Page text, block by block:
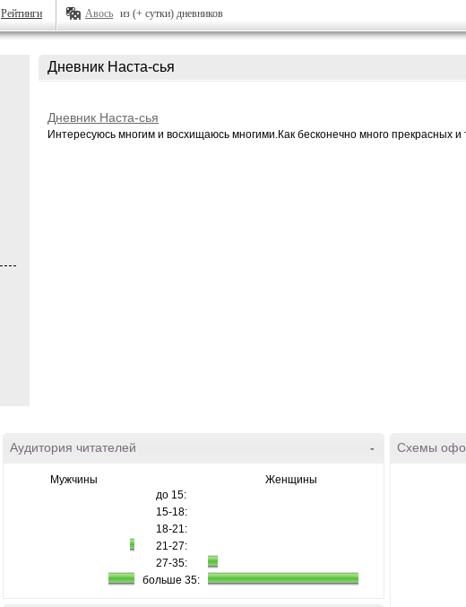
Рейтинги Авось из (+ сутки) дневников
Дневник Наста-сья
Дневник Наста-сья
Интересуюсь многим и восхищаюсь многими.Как бесконечно много прекрасных и
-
Аудитория читателей
Мужчины
Женщины
до 15:
15-18:
18-21:
21-27:
27-35:
больше 35:
Схемы